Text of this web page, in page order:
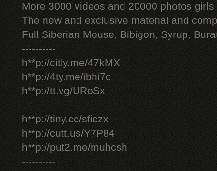
More 3000 videos and 20000 photos
The new and exclusive material and
Full Siberian Mouse, Bibigon, Syrup,
----------
h**p://citly.me/47kMX
h**p://4ty.me/ibhi7c
h**p://tt.vg/URoSx
h**p://tiny.cc/sficzx
h**p://cutt.us/Y7P84
h**p://put2.me/muhcsh
----------